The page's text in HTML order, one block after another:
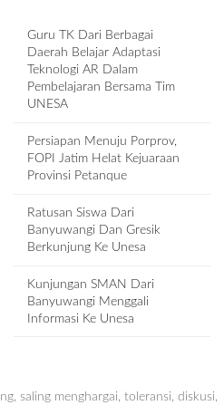
Guru TK Dari Berbagai
Daerah Belajar Adaptasi
Teknologi AR Dalam
Pembelajaran Bersama Tim
UNESA
Persiapan Menuju Porprov,
FOPI Jatim Helat Kejuaraan
Provinsi Petanque
Ratusan Siswa Dari
Banyuwangi Dan Gresik
Berkunjung Ke Unesa
Kunjungan SMAN Dari
Banyuwangi Menggali
Informasi Ke Unesa
saling menghargai, toleransi, diskusi,